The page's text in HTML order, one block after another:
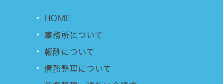
HOME
事務所について
報酬について
債務整理について